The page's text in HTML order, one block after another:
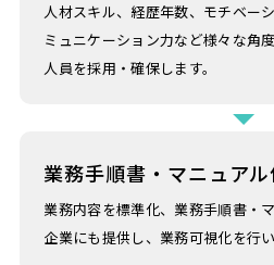
人材スキル、経歴年数、モチベー
ミュニケーション力など様々な角
人員を採用・確保します。
業務手順書・マニュア
業務内容を標準化、業務手順書・
企業にも提供し、業務可視化を行い